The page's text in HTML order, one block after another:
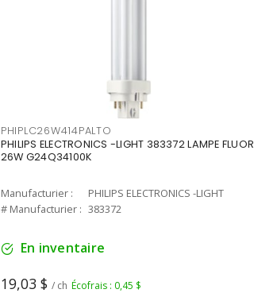
PHIPLC26W414PALTO
PHILIPS ELECTRONICS -LIGHT 383372 LAMPE FLUOR
26W G24Q34100K
Manufacturier :
PHILIPS ELECTRONICS -LIGHT
# Manufacturier : 383372
En inventaire
19,03 $ / ch Écofrais : 0,45 $